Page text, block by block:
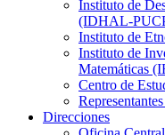
Instituto de
(IDHAL-
Instituto de
Instituto de
Matemáticas
Centro de
Direcciones